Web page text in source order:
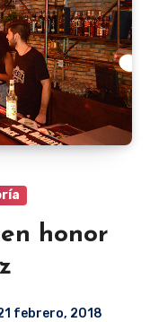
honor
febrero, 2018